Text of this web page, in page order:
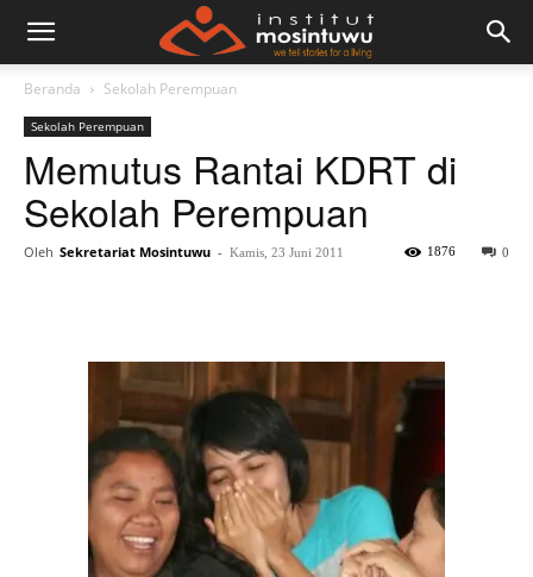
Beranda Sekolah Perempuan
Sekolah Perempuan
Memutus Rantai KDRT di
Sekolah Perempuan
Oleh Sekretariat Mosintuwu - Kamis, 23 Juni 2011 0
1876